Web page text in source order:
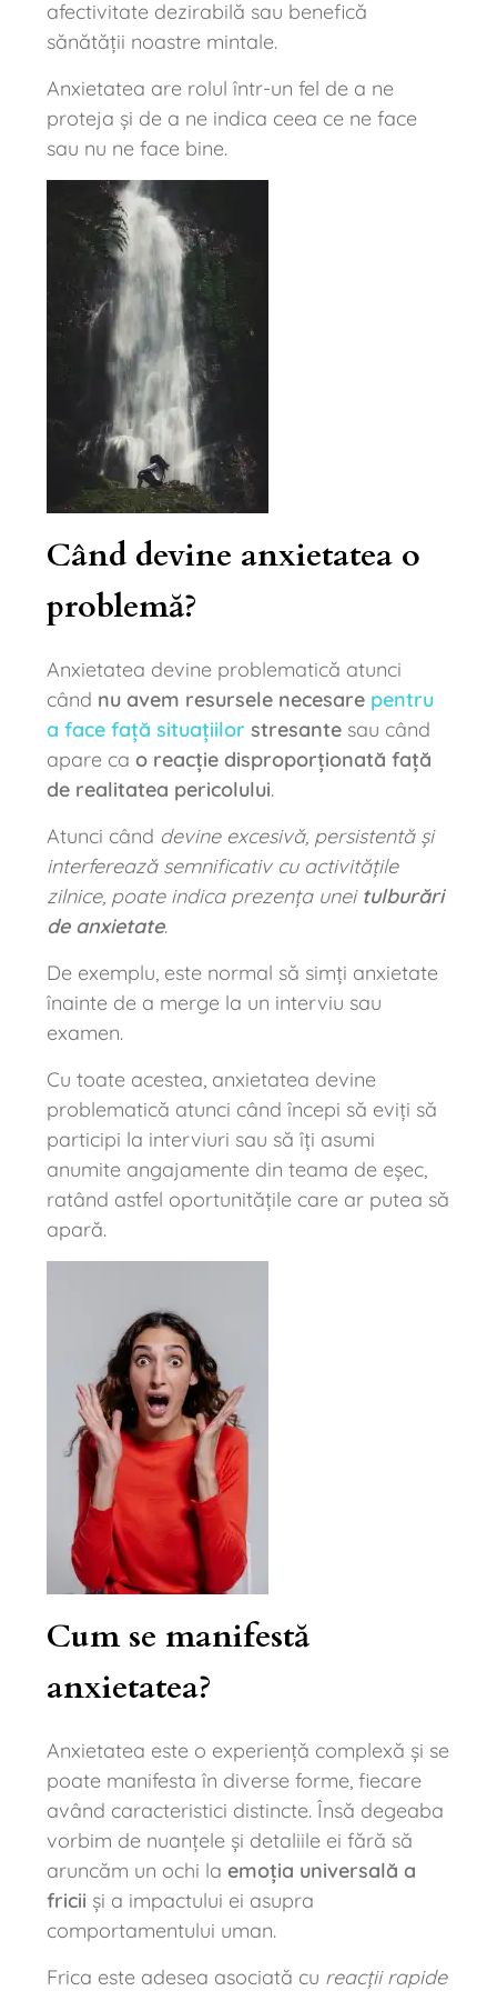
afectivitate dezirabilă sau benefică
sănătății noastre mintale.
Anxietatea are rolul într-un fel de a ne
proteja și de a ne indica ceea ce ne face
sau nu ne face bine.
Când devine anxietatea o
problemă?
Anxietatea devine problematică atunci
când nu avem resursele necesare pentru
a face față situațiilor stresante sau când
apare cao reacție disproporționată față
de realitatea pericolului.
Atunci când devine excesivă, persistentă și
interferează semnificativ cu activitățile
zilnice, poate indica prezența unei tulburări
de anxietate.
De exemplu, este normal să simți anxietate
înainte de a merge la un interviu sau
examen.
Cu toate acestea, anxietatea devine
problematică atunci când începi să eviți să
participi la interviuri sau să îți asumi
anumite angajamente din teama de eșec,
ratând astfel oportunitățile care ar putea să
apară.
Cum se manifestă
anxietatea?
Anxietatea este o experiență complexă și se
poate manifesta în diverse forme, fiecare
având caracteristici distincte. Însă degeaba
vorbim de nuanțele și detaliile ei fără să
aruncăm un ochi laemoția universală a
fricii și a impactului ei asupra
comportamentului uman.
Frica este adesea asociată cu reacții rapide